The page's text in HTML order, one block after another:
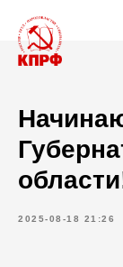
2025-08-18 21:26